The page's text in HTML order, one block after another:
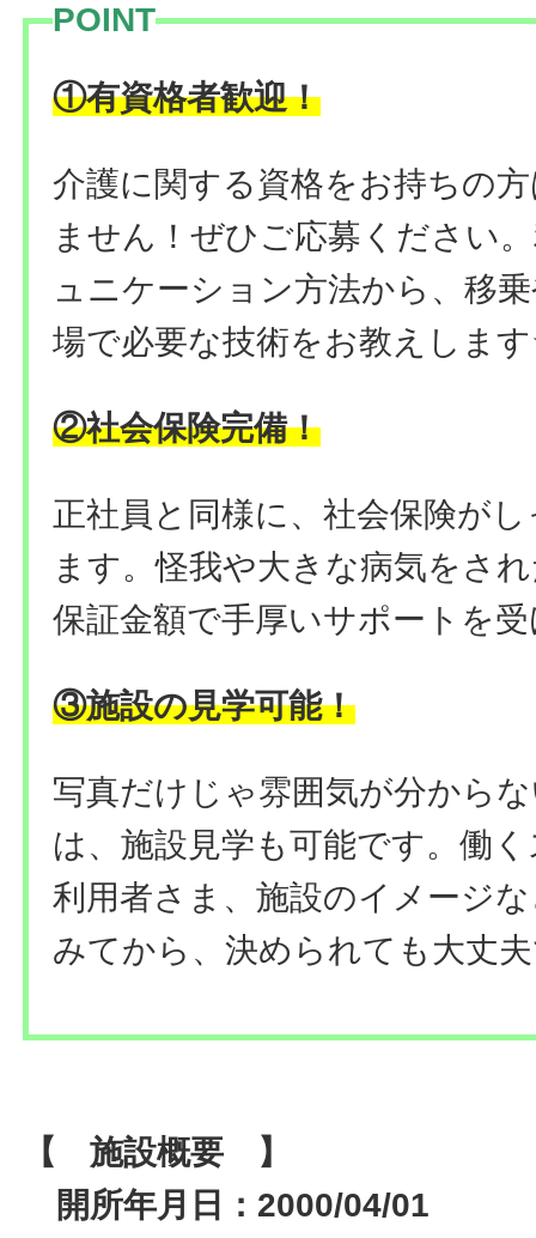
POINT
①有資格者歓迎！
介護に関する資格をお持ちの
ません！ぜひご応募ください
ュニケーション方法から、移
場で必要な技術をお教えしま
②社会保険完備！
正社員と同様に、社会保険が
ます。怪我や大きな病気をさ
保証金額で手厚いサポートを
③施設の見学可能！
写真だけじゃ雰囲気が分から
は、施設見学も可能です。働
利用者さま、施設のイメージ
みてから、決められても大丈
【 施設概要 】
開所年月日：2000/04/01